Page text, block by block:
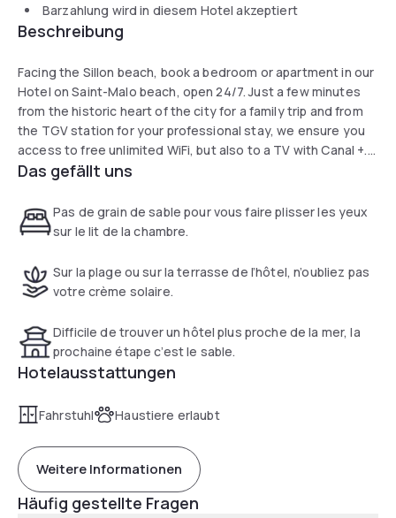
Barzahlung wird in diesem Hotel akzeptiert
Beschreibung
Facing the Sillon beach, book a bedroom or apartment in our
Hotel on Saint-Malo beach, open 24/7. Just a few minutes
from the historic heart of the city for a family trip and from
the TGV station for your professional stay, we ensure you
access to free unlimited WiFi, but also to a TV with Canal +.
Benefit from our south-facing terrace, and enjoy our snack
Das gefällt uns
Pas de grain de sable pour vous faire plisser les yeux
sur le lit de la chambre.
Sur la plage ou sur la terrasse de l’hôtel, n’oubliez pas
votre crème solaire.
Difficile de trouver un hôtel plus proche de la mer, la
prochaine étape c’est le sable.
Hotelausstattungen
Fahrstuhl Haustiere erlaubt
Weitere Informationen
Häufig gestellte Fragen